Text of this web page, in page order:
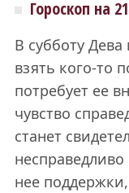
Гороскоп на
В субботу
взять кого-то
потребует ее
чувство
станет
нее